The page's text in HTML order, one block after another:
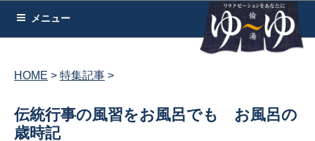
メニュー
HOME 特集記事
伝統行事の風習をお風呂でも お風呂の
歳時記